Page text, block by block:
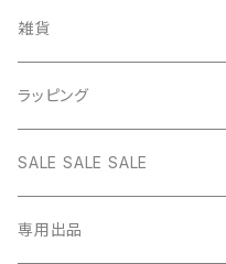
BLACK
PICTURE
BLACK
ネックレス GOLD
daily
BANGLE
CHOKER
EARRING
オリジナルチャーム
チェーン
雑貨
インテリア
MEXICAN CROSS
オリジナルポーチ
Pouch S
ナップサック
ラッピング
ネックレスギフトBOX
ラッピング
SALE SALE SALE
専用出品